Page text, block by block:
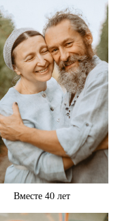
Вместе 40 лет